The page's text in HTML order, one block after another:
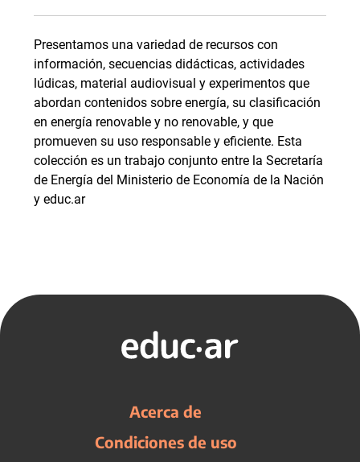
Presentamos una variedad de recursos con
información, secuencias didácticas, actividades
lúdicas, material audiovisual y experimentos que
abordan contenidos sobre energía, su clasificación
en energía renovable y no renovable, y que
promueven su uso responsable y eficiente. Esta
colección es un trabajo conjunto entre la Secretaría
de Energía del Ministerio de Economía de la Nación
y educ.ar
Acerca de
Condiciones de uso